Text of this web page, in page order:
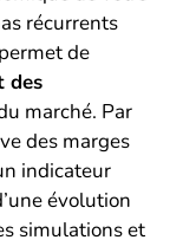
récurrents
de
des
marché. Par
des marges
indicateur
évolution
simulations et